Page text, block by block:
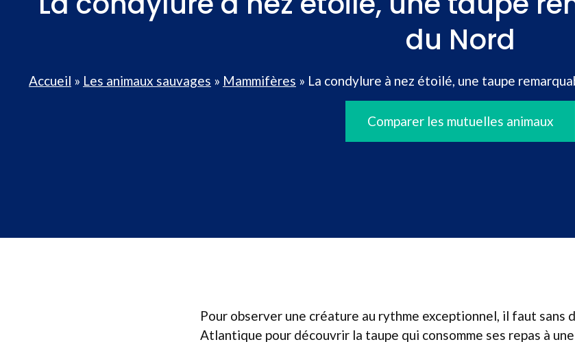
du Nord
Accueil » Les animaux sauvages » Mammifères » La condylure à nez étoilé, une taupe
Comparer les mutuelles animaux
Pour observer une créature au rythme exceptionnel, il faut sans
Atlantique pour découvrir la taupe qui consomme ses repas à